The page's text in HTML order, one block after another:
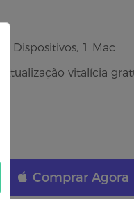
6 Dispositivos, 1 Mac
Atualização vitalícia
Comprar Agora